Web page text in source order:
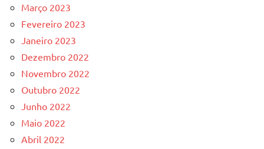
Março 2023
Fevereiro 2023
Janeiro 2023
Dezembro 2022
Novembro 2022
Outubro 2022
Junho 2022
Maio 2022
Abril 2022